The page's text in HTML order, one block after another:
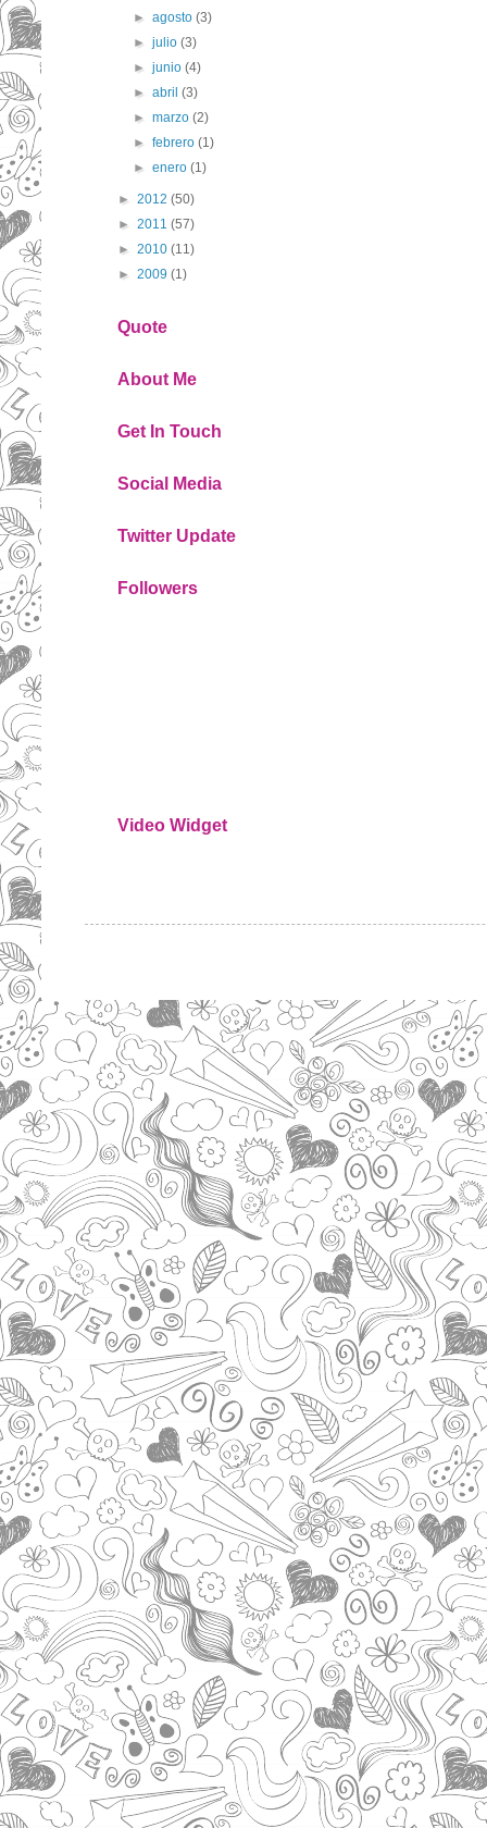
►agosto (3)
►julio (3)
►junio (4)
►abril (3)
►marzo (2)
►febrero (1)
►enero (1)
► 2012 (50)
► 2011 (57)
► 2010 (11)
► 2009 (1)
Quote
About Me
Get In Touch
Social Media
Twitter Update
Followers
Video Widget